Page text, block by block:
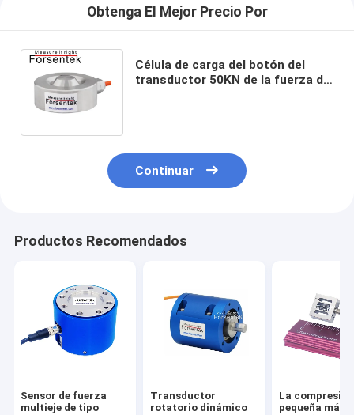
Obtenga El Mejor Precio Por
Célula de carga del botón del
transductor 50KN de la fuerza de
Continuar
Productos Recomendados
Sensor de fuerza
multieje de tipo
Transductor
rotatorio dinámico
La
pequeña más